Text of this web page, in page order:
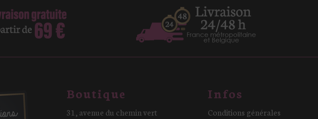
Boutique
31, avenue du chemin vert
Infos
Conditions générales